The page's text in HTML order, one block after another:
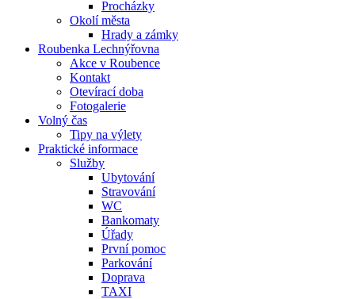
Procházky
Okolí města
Hrady a zámky
Roubenka Lechnýřovna
Akce v Roubence
Kontakt
Otevírací doba
Fotogalerie
Volný čas
Tipy na výlety
Praktické informace
Služby
Ubytování
Stravování
WC
Bankomaty
Úřady
První pomoc
Parkování
Doprava
TAXI